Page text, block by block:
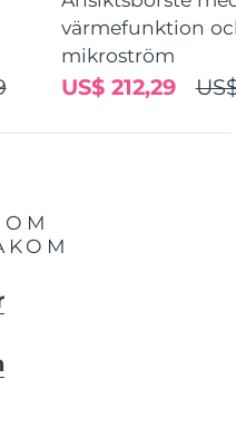
värmefunktion
mikroström
US$ 212,29